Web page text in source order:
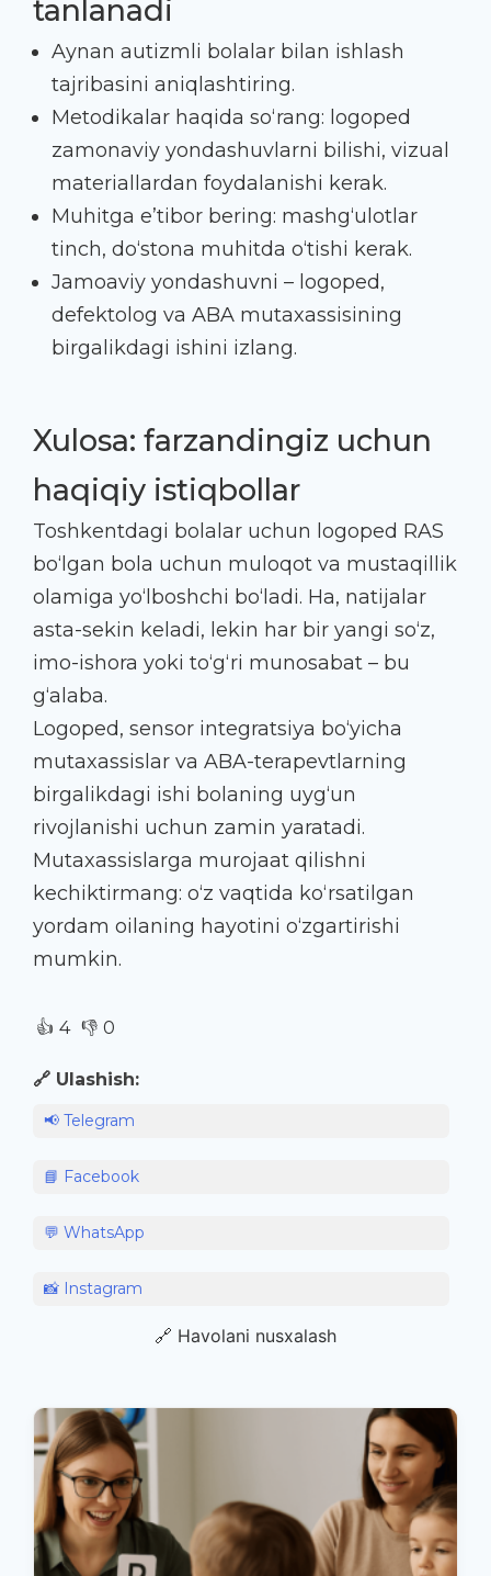
tanlanadi
Aynan autizmli bolalar bilan ishlash
tajribasini aniqlashtiring.
Metodikalar haqida so‘rang: logoped
zamonaviy yondashuvlarni bilishi, vizual
materiallardan foydalanishi kerak.
Muhitga e’tibor bering: mashg‘ulotlar
tinch, do‘stona muhitda o‘tishi kerak.
Jamoaviy yondashuvni – logoped,
defektolog va ABA mutaxassisining
birgalikdagi ishini izlang.
Xulosa: farzandingiz uchun
haqiqiy istiqbollar
Toshkentdagi bolalar uchun logoped RAS
bo‘lgan bola uchun muloqot va mustaqillik
olamiga yo‘lboshchi bo‘ladi. Ha, natijalar
asta-sekin keladi, lekin har bir yangi so‘z,
imo-ishora yoki to‘g‘ri munosabat – bu
g‘alaba.
Logoped, sensor integratsiya bo‘yicha
mutaxassislar va ABA-terapevtlarning
birgalikdagi ishi bolaning uyg‘un
rivojlanishi uchun zamin yaratadi.
Mutaxassislarga murojaat qilishni
kechiktirmang: o‘z vaqtida ko‘rsatilgan
yordam oilaning hayotini o‘zgartirishi
mumkin.
👍 4 👎 0
🔗 Ulashish:
📢 Telegram
📘 Facebook
💬 WhatsApp
📸 Instagram
🔗 Havolani nusxalash